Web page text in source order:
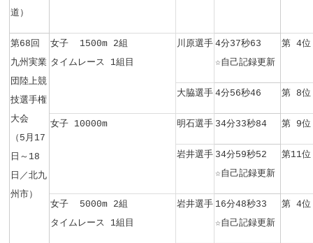
道）
第68回
九州実業
団陸上競
技選手権
大会
（5月17
日～18
日／北九
州市）
女子 1500m 2組
タイムレース 1組目
川原選手 4分37秒63
☆自己記録更新
第 4位
大脇選手 4分56秒46 第 8位
女子 10000m 明石選手 34分33秒84 第 9位
岩井選手 34分59秒52
☆自己記録更新
第11位
女子 5000m 2組
タイムレース 1組目
岩井選手 16分48秒33
☆自己記録更新
第 4位